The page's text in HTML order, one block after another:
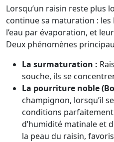
Lorsqu’un raisin reste plus
continue sa maturation :
l’eau par évaporation, et
Deux phénomènes
La surmaturation :
souche, ils se
La pourriture noble
champignon, lorsqu’il
conditions
d’humidité matinale et
la peau du raisin,